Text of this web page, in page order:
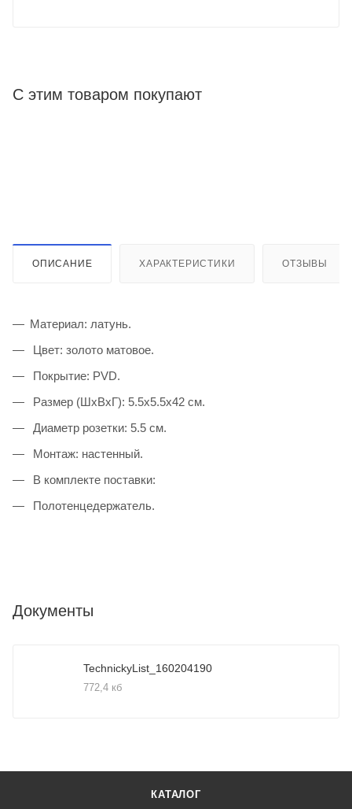
С этим товаром покупают
ОПИСАНИЕ ХАРАКТЕРИСТИКИ ОТЗЫВЫ
Материал: латунь.
Цвет: золото матовое.
Покрытие: PVD.
Размер (ШхВхГ): 5.5x5.5x42 см.
Диаметр розетки: 5.5 см.
Монтаж: настенный.
В комплекте поставки:
Полотенцедержатель.
Документы
TechnickyList_160204190
772,4 кб
КАТАЛОГ